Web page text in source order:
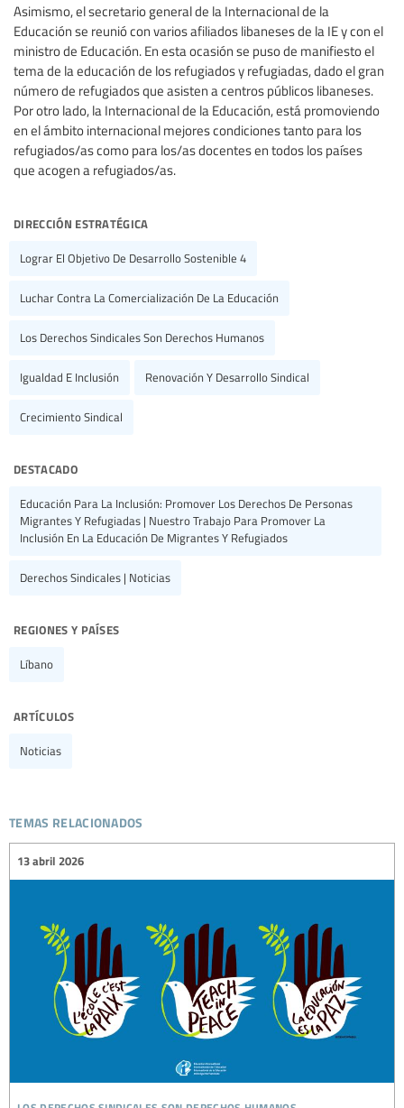
Asimismo, el secretario general de la Internacional de la
Educación se reunió con varios afiliados libaneses de la IE y con el
ministro de Educación. En esta ocasión se puso de manifiesto el
tema de la educación de los refugiados y refugiadas, dado el gran
número de refugiados que asisten a centros públicos libaneses.
Por otro lado, la Internacional de la Educación, está promoviendo
en el ámbito internacional mejores condiciones tanto para los
refugiados/as como para los/as docentes en todos los países
que acogen a refugiados/as.
dirección estratégica
Lograr El Objetivo De Desarrollo Sostenible 4
Luchar Contra La Comercialización De La Educación
Los Derechos Sindicales Son Derechos Humanos
Igualdad E Inclusión Renovación Y Desarrollo Sindical
Crecimiento Sindical
destacado
Educación Para La Inclusión: Promover Los Derechos De Personas
Migrantes Y Refugiadas | Nuestro Trabajo Para Promover La
Inclusión En La Educación De Migrantes Y Refugiados
Derechos Sindicales | Noticias
regiones y países
Líbano
artículos
Noticias
temas relacionados
13 abril 2026